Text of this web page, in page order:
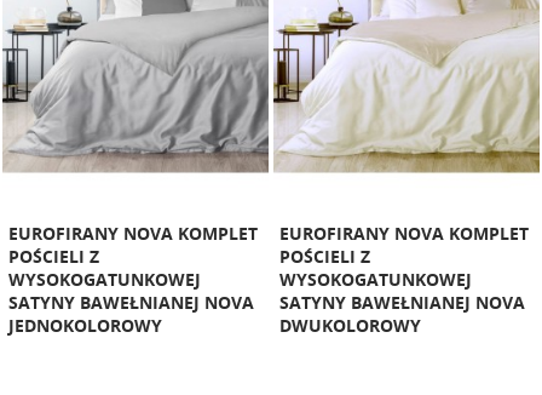
EUROFIRANY NOVA KOMPLET
POŚCIELI Z
WYSOKOGATUNKOWEJ
SATYNY BAWEŁNIANEJ NOVA
JEDNOKOLOROWY
EUROFIRANY NOVA KOMPLET
POŚCIELI Z
WYSOKOGATUNKOWEJ
SATYNY BAWEŁNIANEJ NOVA
DWUKOLOROWY